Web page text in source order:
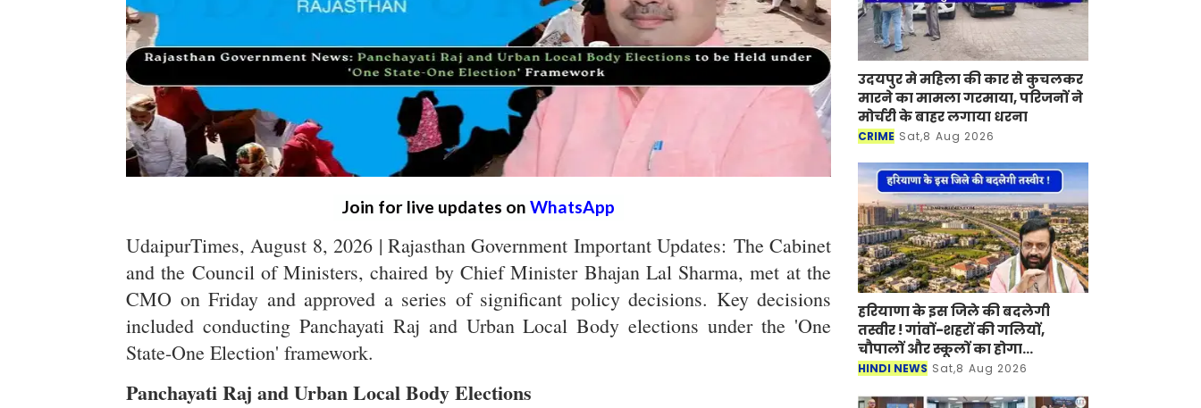
Join for live updates on WhatsApp
UdaipurTimes, August 8, 2026 | Rajasthan Government Important Updates: The Cabinet
and the Council of Ministers, chaired by Chief Minister Bhajan Lal Sharma, met at the
CMO on Friday and approved a series of significant policy decisions. Key decisions
included conducting Panchayati Raj and Urban Local Body elections under the 'One
State-One Election' framework.
Panchayati Raj and Urban Local Body Elections
उदयपुर मे महिला की कार से कुचलकर
मारने का मामला गरमाया, परिजनों ने
मोर्चरी के बाहर लगाया धरना
CRIME Sat,8 Aug 2026
हरियाणा के इस जिले की बदलेगी
तस्वीर ! गांवों-शहरों की गलियों,
चौपालों और स्कूलों का होगा
कायाकल्प
HINDI NEWS Sat,8 Aug 2026